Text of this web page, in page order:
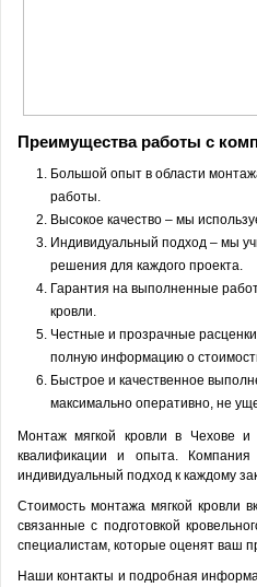
Преимущества работы с
Большой опыт в области
работы.
Высокое качество – мы
Индивидуальный подход – мы
решения для каждого проекта.
Гарантия на выполненные
кровли.
Честные и прозрачные
полную информацию о
Быстрое и качественное
максимально оперативно, не
Монтаж мягкой кровли в Чехове
квалификации и опыта. Компания
индивидуальный подход к каждому
Стоимость монтажа мягкой кровли
связанные с подготовкой
специалистам, которые оценят ваш
Наши контакты и подробная